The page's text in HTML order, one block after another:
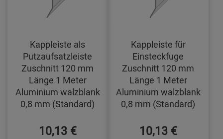
Kappleiste als
Putzaufsatzleiste
Zuschnitt 120 mm
Länge 1 Meter
Aluminium walzblank
0,8 mm (Standard)
10,13 €
Kappleiste für
Einsteckfuge
Zuschnitt 120 mm
Länge 1 Meter
Aluminium walzblank
0,8 mm (Standard)
10,13 €